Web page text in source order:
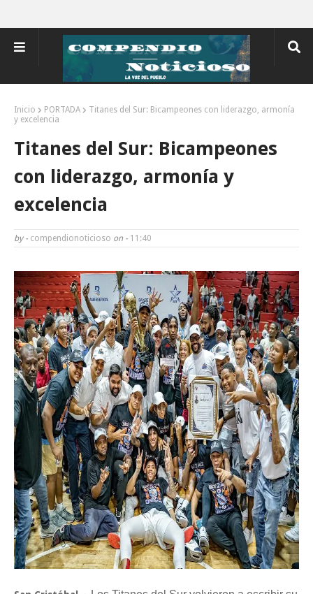
Inicio PORTADA
Titanes del Sur: Bicampeones con liderazgo, armonía
y excelencia
Titanes del Sur: Bicampeones
con liderazgo, armonía y
excelencia
by - compendionoticioso on - 11:40